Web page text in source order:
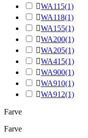
WA115(1)
WA118(1)
WA155(1)
WA200(1)
WA205(1)
WA415(1)
WA900(1)
WA910(1)
WA912(1)
Farve
Farve